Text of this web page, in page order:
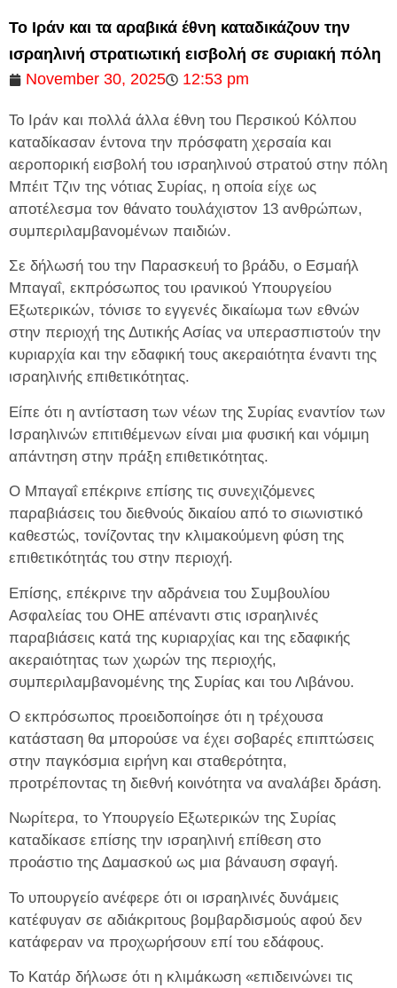
Το Ιράν και τα αραβικά έθνη καταδικάζουν την
ισραηλινή στρατιωτική εισβολή σε συριακή πόλη
November 30, 2025
12:53 pm
Το Ιράν και πολλά άλλα έθνη του Περσικού Κόλπου
καταδίκασαν έντονα την πρόσφατη χερσαία και
αεροπορική εισβολή του ισραηλινού στρατού στην πόλη
Μπέιτ Τζιν της νότιας Συρίας, η οποία είχε ως
αποτέλεσμα τον θάνατο τουλάχιστον 13 ανθρώπων,
συμπεριλαμβανομένων παιδιών.
Σε δήλωσή του την Παρασκευή το βράδυ, ο Εσμαήλ
Μπαγαΐ, εκπρόσωπος του ιρανικού Υπουργείου
Εξωτερικών, τόνισε το εγγενές δικαίωμα των εθνών
στην περιοχή της Δυτικής Ασίας να υπερασπιστούν την
κυριαρχία και την εδαφική τους ακεραιότητα έναντι της
ισραηλινής επιθετικότητας.
Είπε ότι η αντίσταση των νέων της Συρίας εναντίον των
Ισραηλινών επιτιθέμενων είναι μια φυσική και νόμιμη
απάντηση στην πράξη επιθετικότητας.
Ο Μπαγαΐ επέκρινε επίσης τις συνεχιζόμενες
παραβιάσεις του διεθνούς δικαίου από το σιωνιστικό
καθεστώς, τονίζοντας την κλιμακούμενη φύση της
επιθετικότητάς του στην περιοχή.
Επίσης, επέκρινε την αδράνεια του Συμβουλίου
Ασφαλείας του ΟΗΕ απέναντι στις ισραηλινές
παραβιάσεις κατά της κυριαρχίας και της εδαφικής
ακεραιότητας των χωρών της περιοχής,
συμπεριλαμβανομένης της Συρίας και του Λιβάνου.
Ο εκπρόσωπος προειδοποίησε ότι η τρέχουσα
κατάσταση θα μπορούσε να έχει σοβαρές επιπτώσεις
στην παγκόσμια ειρήνη και σταθερότητα,
προτρέποντας τη διεθνή κοινότητα να αναλάβει δράση.
Νωρίτερα, το Υπουργείο Εξωτερικών της Συρίας
καταδίκασε επίσης την ισραηλινή επίθεση στο
προάστιο της Δαμασκού ως μια βάναυση σφαγή.
Το υπουργείο ανέφερε ότι οι ισραηλινές δυνάμεις
κατέφυγαν σε αδιάκριτους βομβαρδισμούς αφού δεν
κατάφεραν να προχωρήσουν επί του εδάφους.
Το Κατάρ δήλωσε ότι η κλιμάκωση «επιδεινώνει τις